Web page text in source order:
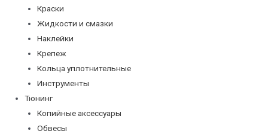
Краски
Жидкости и смазки
Наклейки
Крепеж
Кольца уплотнительные
Инструменты
Тюнинг
Копийные аксессуары
Обвесы